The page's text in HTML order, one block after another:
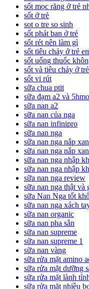
sốt mọc răng ở trẻ
sốt ở trẻ
sot o tre so sinh
sốt phát ban ở trẻ
sốt rét nên làm gì
sốt tiêu chảy ở trẻ
sốt uống thuốc
sốt và tiêu chảy ở
sốt vi rút
sữa chua ptit
sữa đạm a2 và 5hmo
sữa nan a2
sữa nan của nga
sữa nan infinipro
sữa nan nga
sữa nan nga nắp
sữa nan nga nắp
sữa nan nga nhập
sữa nan nga nhập
sữa nan nga review
sữa nan nga thật và
sữa Nan Nga tốt
sữa nan nga xách
sữa nan organic
sữa nan pha sẵn
sữa nan supreme
sữa nan supreme 1
sữa nan vàng
sữa rửa mặt amino
sữa rửa mặt dưỡng
sữa rửa mặt lành
sữa rửa mặt nhiều